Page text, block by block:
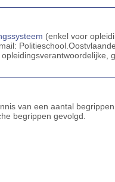
(enkel voor
van een aantal
begrippen gevolgd.